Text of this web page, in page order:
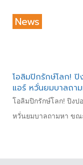
News
โอลิมปิกรักษ์โลก! ปิ
แอร์ หวั่นยมบาลถา
โอลิมปิกรักษ์โลก! ปิงป
หวั่นยมบาลถามหา ขณ